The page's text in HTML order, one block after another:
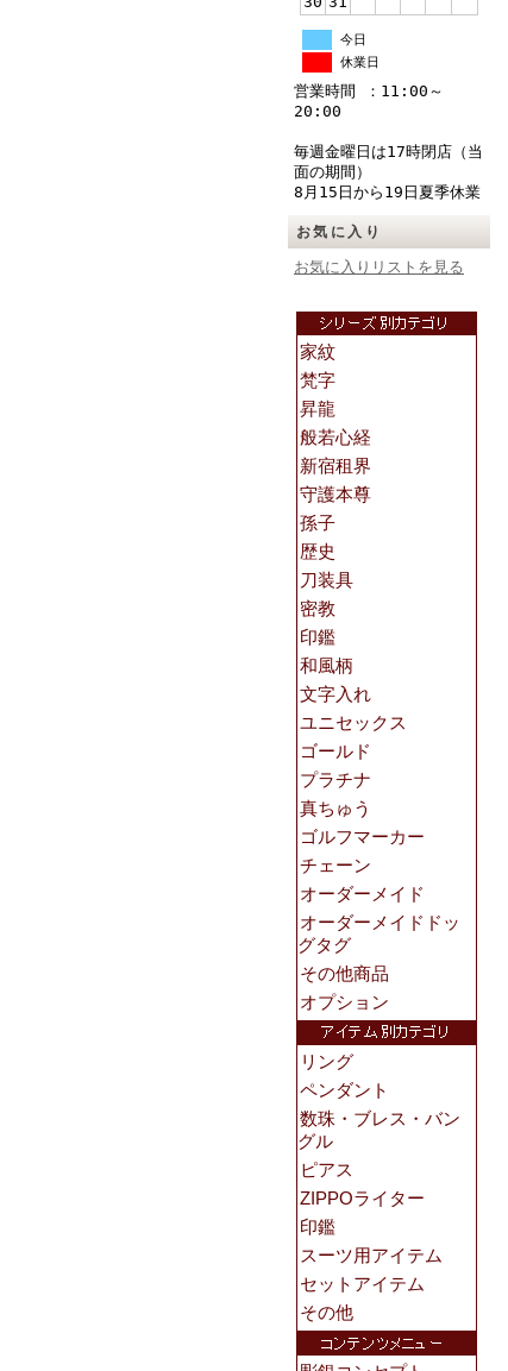
今日
休業日
営業時間 ：11:00～
20:00
毎週金曜日は17時閉店（当
面の期間）
8月15日から19日夏季休業
お気に入り
お気に入りリストを見る